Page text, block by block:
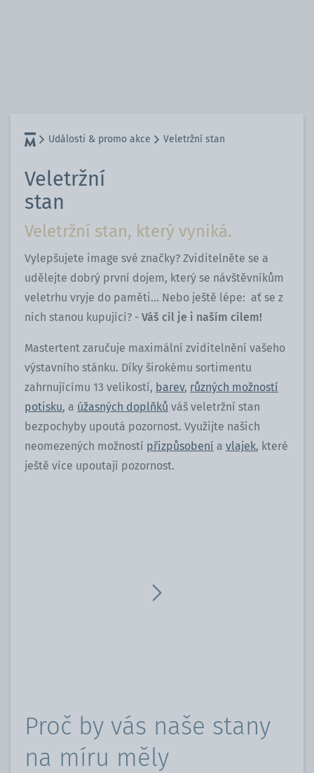
Události & promo akce Veletržní stan
Veletržní
stan
Veletržní stan, který vyniká.
Vylepšujete image své značky? Zviditelněte se a
udělejte dobrý první dojem, který se návštěvníkům
veletrhu vryje do paměti... Nebo ještě lépe: ať se z
nich stanou kupující? - Váš cíl je i naším cílem!
Mastertent zaručuje maximální zviditelnění vašeho
výstavního stánku. Díky širokému sortimentu
zahrnujícímu 13 velikostí, barev, různých možností
potisku, a úžasných doplňků váš veletržní stan
bezpochyby upoutá pozornost. Využijte našich
neomezených možností přizpůsobení a vlajek, které
ještě více upoutají pozornost.
Proč by vás naše stany
na míru měly